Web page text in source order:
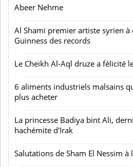
Abeer Nehme
Al Shami premier artiste syrien à
Guinness des records
Le Cheikh Al-Aql druze a félicité
6 aliments industriels malsains
plus acheter
La princesse Badiya bint Ali,
hachémite d'Irak
Salutations de Sham El Nessim